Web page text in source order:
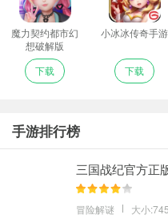
魔力契约都市幻
想破解版
下载
小冰冰传奇手游
下载
手游排行榜
三国战纪官方正
冒险解谜 大小